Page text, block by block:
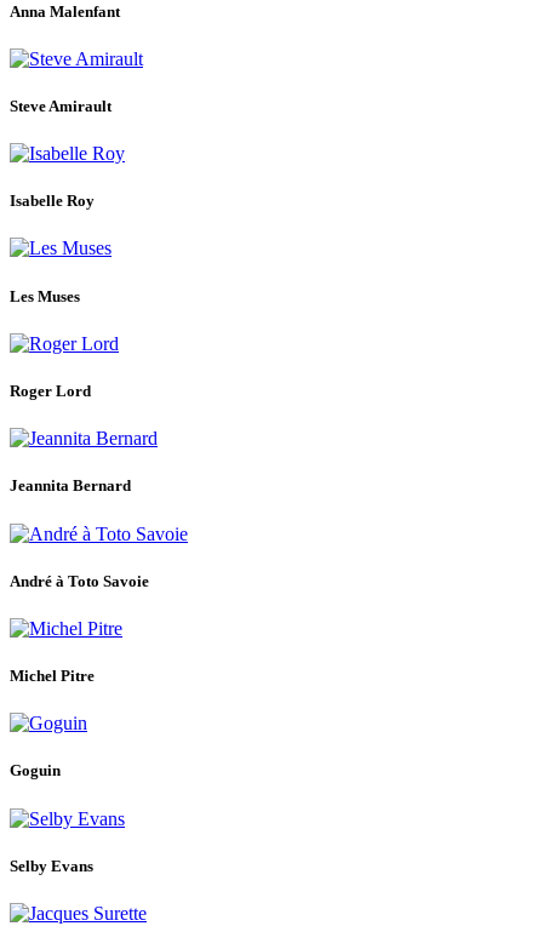
Anna Malenfant
Steve Amirault
Isabelle Roy
Les Muses
Roger Lord
Jeannita Bernard
André à Toto Savoie
Michel Pitre
Goguin
Selby Evans